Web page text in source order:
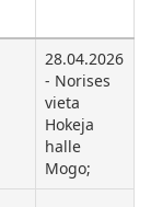
28.04.2026
- Norises
vieta
Hokeja
halle
Mogo;